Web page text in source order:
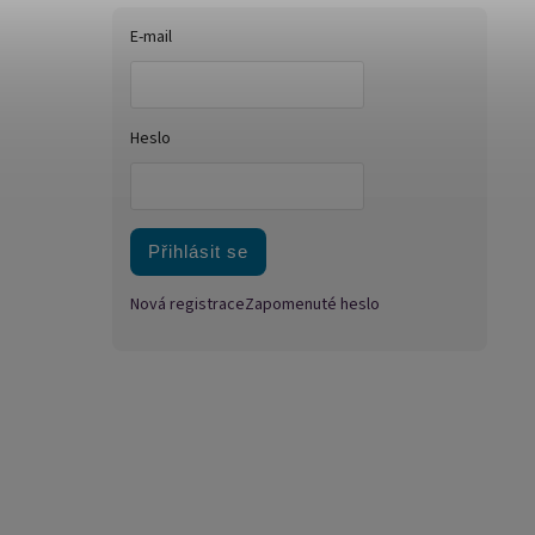
E-mail
Heslo
Přihlásit se
Nová registraceZapomenuté heslo